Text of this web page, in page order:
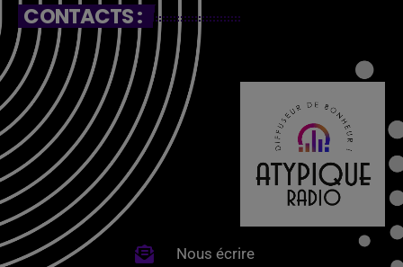
CONTACTS :
Nous écrire